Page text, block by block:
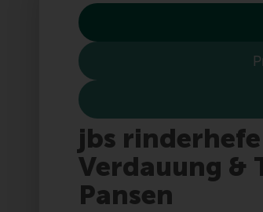
jbs
Verdauung &
Pansen